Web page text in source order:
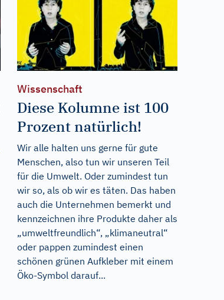
Wissenschaft
Diese Kolumne ist 100
Prozent natürlich!
Wir alle halten uns gerne für gute
Menschen, also tun wir unseren Teil
für die Umwelt. Oder zumindest tun
wir so, als ob wir es täten. Das haben
auch die Unternehmen bemerkt und
kennzeichnen ihre Produkte daher als
„umweltfreundlich“, „klimaneutral“
oder pappen zumindest einen
schönen grünen Aufkleber mit einem
Öko-Symbol darauf...